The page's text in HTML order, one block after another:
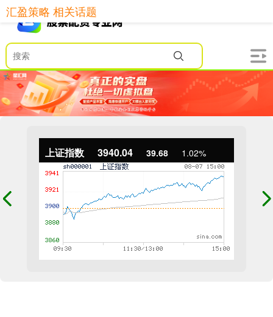
上证指数 3940.04 39.68 1.02%
汇盈策略 相关话题